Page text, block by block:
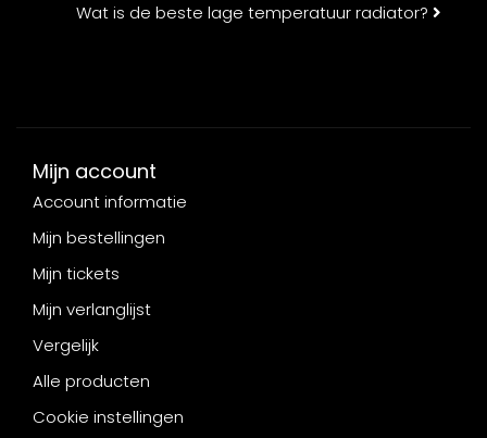
Wat is de beste lage temperatuur radiator?
Mijn account
Account informatie
Mijn bestellingen
Mijn tickets
Mijn verlanglijst
Vergelijk
Alle producten
Cookie instellingen